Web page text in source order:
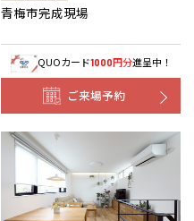
青梅市完成現場
QUOカード1000円分進呈中！
ご来場予約